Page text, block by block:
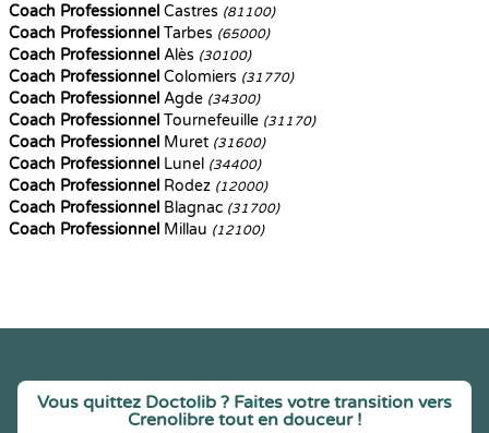
Coach Professionnel Castres (81100)
Coach Professionnel Tarbes (65000)
Coach Professionnel Alès (30100)
Coach Professionnel Colomiers (31770)
Coach Professionnel Agde (34300)
Coach Professionnel Tournefeuille (31170)
Coach Professionnel Muret (31600)
Coach Professionnel Lunel (34400)
Coach Professionnel Rodez (12000)
Coach Professionnel Blagnac (31700)
Coach Professionnel Millau (12100)
Vous quittez Doctolib ? Faites votre transition vers
Crenolibre tout en douceur !